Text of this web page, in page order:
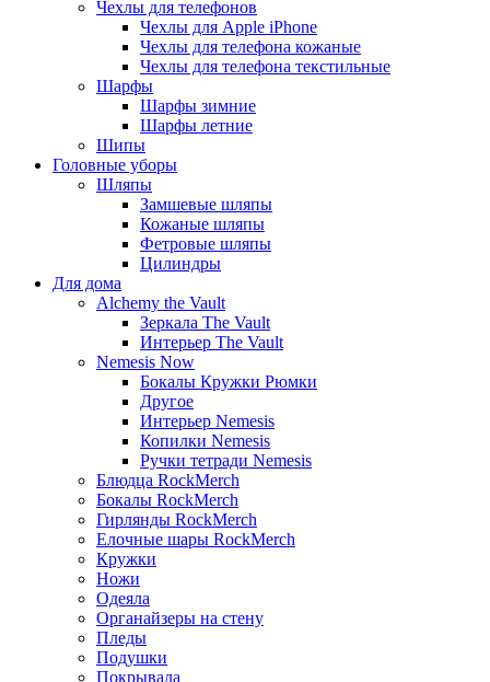
Чехлы для телефонов
Чехлы для Apple iPhone
Чехлы для телефона кожаные
Чехлы для телефона текстильные
Шарфы
Шарфы зимние
Шарфы летние
Шипы
Головные уборы
Шляпы
Замшевые шляпы
Кожаные шляпы
Фетровые шляпы
Цилиндры
Для дома
Alchemy the Vault
Зеркала The Vault
Интерьер The Vault
Nemesis Now
Бокалы Кружки Рюмки
Другое
Интерьер Nemesis
Копилки Nemesis
Ручки тетради Nemesis
Блюдца RockMerch
Бокалы RockMerch
Гирлянды RockMerch
Елочные шары RockMerch
Кружки
Ножи
Одеяла
Органайзеры на стену
Пледы
Подушки
Покрывала